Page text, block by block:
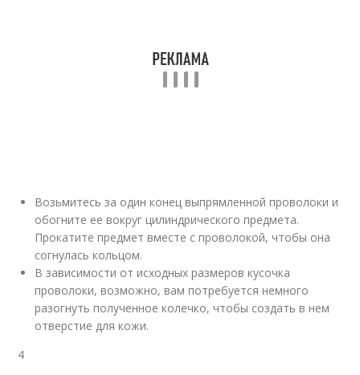
Возьмитесь за один конец выпрямленной проволоки и
обогните ее вокруг цилиндрического предмета.
Прокатите предмет вместе с проволокой, чтобы она
согнулась кольцом.
В зависимости от исходных размеров кусочка
проволоки, возможно, вам потребуется немного
разогнуть полученное колечко, чтобы создать в нем
отверстие для кожи.
4